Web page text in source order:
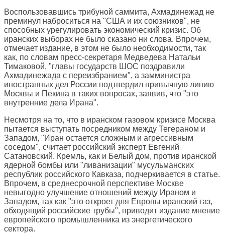
Воспользовавшись трибуной саммита, Ахмадинежад не
преминул наброситься на "США и их союзников", не
способных урегулировать экономический кризис. Об
иранских выборах не было сказано ни слова. Впрочем,
отмечает издание, в этом не было необходимости, так
как, по словам пресс-секретаря Медведева Натальи
Тимаковой, "главы государств ШОС поздравили
Ахмадинежада с переизбранием", а замминистра
иностранных дел России подтвердил привычную линию
Москвы и Пекина в таких вопросах, заявив, что "это
внутренние дела Ирана".
Несмотря на то, что в иранском газовом кризисе Москва
пытается выступать посредником между Тегераном и
Западом, "Иран остается сложным и агрессивным
соседом", считает российский эксперт Евгений
Сатановский. Кремль, как и Белый дом, против иранской
ядерной бомбы или "ливанизации" мусульманских
республик российского Кавказа, подчеркивается в статье.
Впрочем, в среднесрочной перспективе Москве
невыгодно улучшение отношений между Ираном и
Западом, так как "это откроет для Европы иранский газ,
обходящий российские трубы", приводит издание мнение
европейского промышленника из энергетического
сектора.